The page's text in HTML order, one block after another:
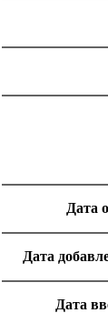
Дата
Дата
Дата